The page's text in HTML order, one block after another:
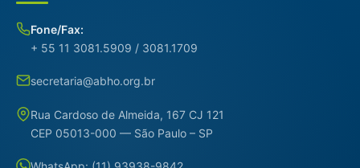
Fone/Fax:
+ 55 11 3081.5909 / 3081.1709
secretaria@abho.org.br
Rua Cardoso de Almeida, 167 CJ 121
CEP 05013-000 — São Paulo – SP